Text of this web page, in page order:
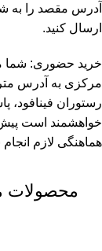
ارسال کنید.
مرکزی به آدرس
رستوران فینافود،
خواهشمند است پیش
هماهنگی لازم
محصولات